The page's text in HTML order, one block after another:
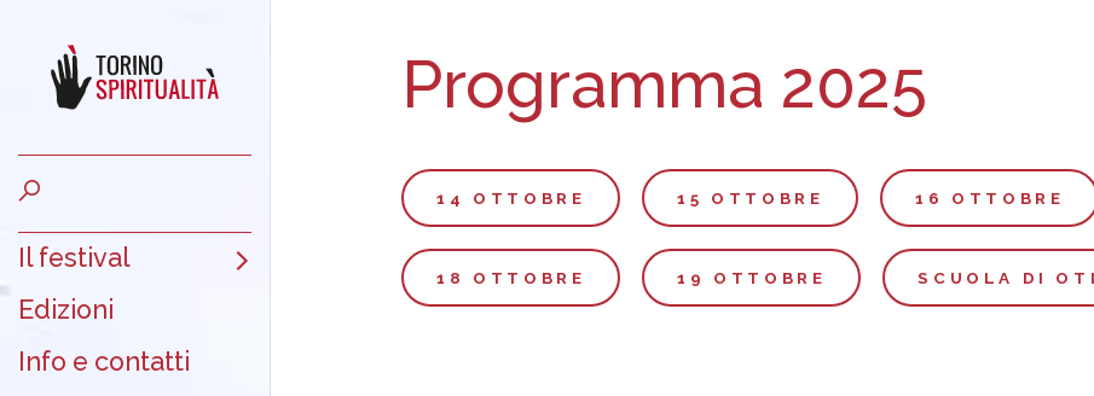
Il festival
Edizioni
Info e contatti
Programma 2025
14 OTTOBRE 15 OTTOBRE 16 OTTOBRE
18 OTTOBRE 19 OTTOBRE SCUOLA DI